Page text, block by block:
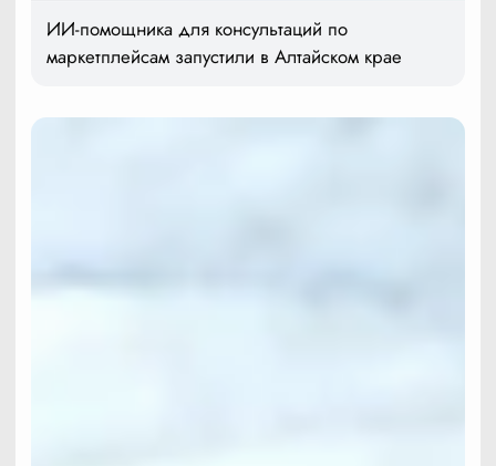
ИИ-помощника для консультаций по
маркетплейсам запустили в Алтайском крае